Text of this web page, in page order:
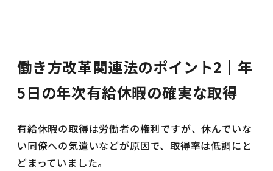
働き方改革関連法のポイント2｜年
5日の年次有給休暇の確実な取得
有給休暇の取得は労働者の権利ですが、休んでいな
い同僚への気遣いなどが原因で、取得率は低調にと
どまっていました。